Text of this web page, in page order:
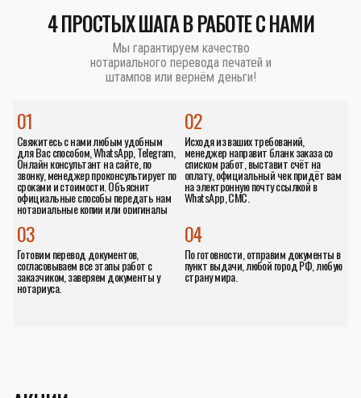
4 ПРОСТЫХ ШАГА В РАБОТЕ С НАМИ
Мы гарантируем качество
нотариального перевода печатей и
штампов или вернём деньги!
01
Свяжитесь с нами любым удобным
для Вас способом, WhatsApp, Telegram,
Онлайн консультант на сайте, по
звонку, менеджер проконсультирует по
сроками и стоимости. Объяснит
официальные способы передать нам
нотариальные копии или оригиналы
02
Исходя из ваших требований,
менеджер направит бланк заказа со
списком работ, выставит счёт на
оплату, официальный чек придёт вам
на электронную почту ссылкой в
WhatsApp, СМС.
04
По готовности, отправим документы в
пункт выдачи, любой город РФ, любую
страну мира.
03
Готовим перевод документов,
согласовываем все этапы работ с
заказчиком, заверяем документы у
нотариуса.